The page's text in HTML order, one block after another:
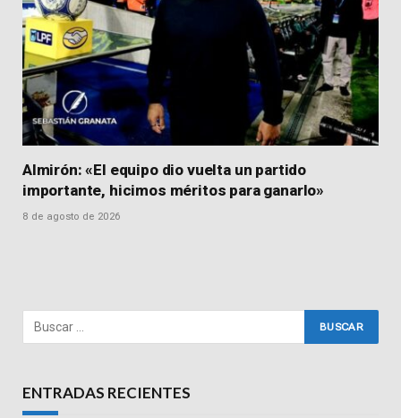
Almirón: «El equipo dio vuelta un partido
importante, hicimos méritos para ganarlo»
8 de agosto de 2026
ENTRADAS RECIENTES